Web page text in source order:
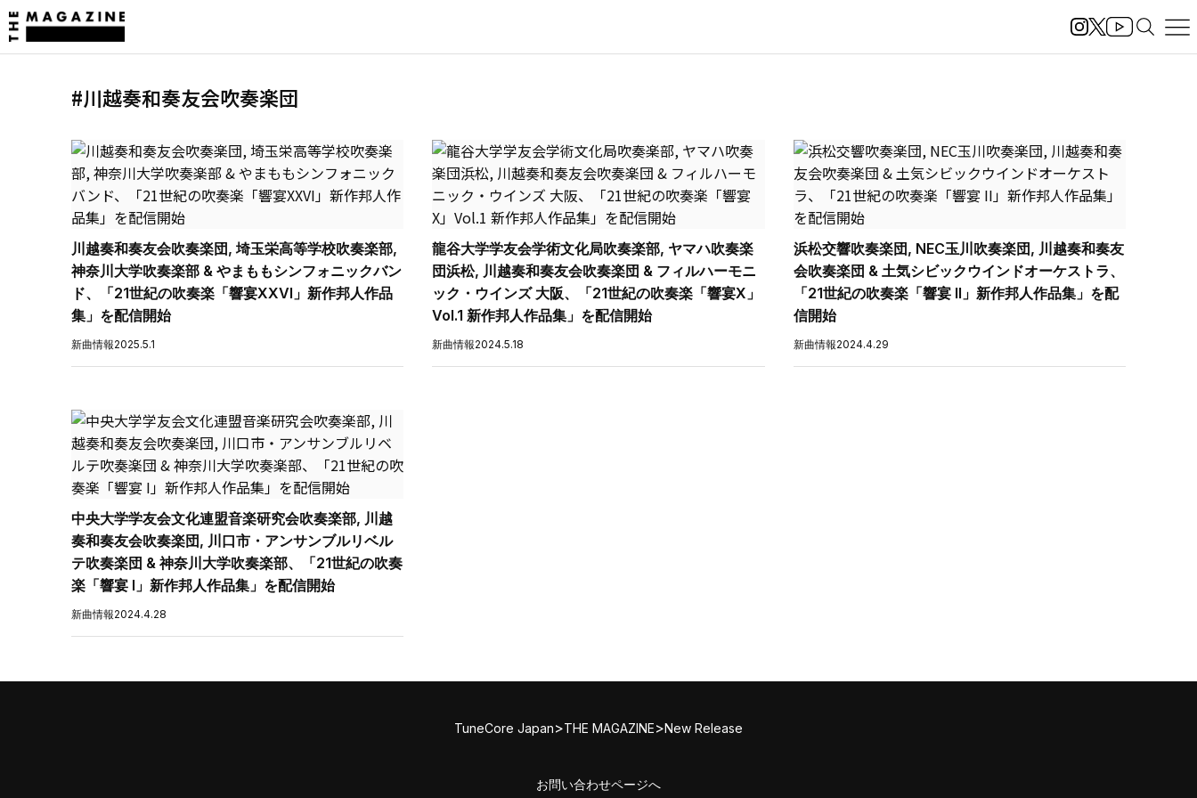
#川越奏和奏友会吹奏楽団
川越奏和奏友会吹奏楽団, 埼玉栄高等学校吹奏楽部,
神奈川大学吹奏楽部 & やまももシンフォニックバン
ド、「21世紀の吹奏楽「響宴XXVI」新作邦人作品
集」を配信開始
新曲情報2025.5.1
龍谷大学学友会学術文化局吹奏楽部, ヤマハ吹奏楽
団浜松, 川越奏和奏友会吹奏楽団 & フィルハーモニ
ック・ウインズ 大阪、「21世紀の吹奏楽「響宴X」
Vol.1 新作邦人作品集」を配信開始
新曲情報2024.5.18
浜松交響吹奏楽団, NEC玉川吹奏楽団, 川越奏和奏友
会吹奏楽団 & 土気シビックウインドオーケストラ、
「21世紀の吹奏楽「響宴 II」新作邦人作品集」を配
信開始
新曲情報2024.4.29
中央大学学友会文化連盟音楽研究会吹奏楽部, 川越
奏和奏友会吹奏楽団, 川口市・アンサンブルリベル
テ吹奏楽団 & 神奈川大学吹奏楽部、「21世紀の吹奏
楽「響宴 I」新作邦人作品集」を配信開始
新曲情報2024.4.28
TuneCore Japan>THE MAGAZINE>New Release
お問い合わせページへ